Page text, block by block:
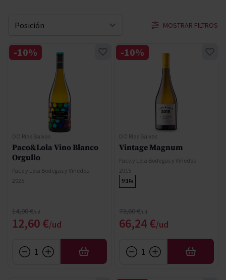
MOSTRAR FILTROS
Ordenar por
DO Rías Baixas
Paco&Lola Vino Blanco
Orgullo
Paco y Lola Bodegas y Viñedos
2025
Precio especial
12,60 €
Precio normal
14,00 €
-10%
AÑADIR
DO Rías Baixas
Vintage Magnum
Paco y Lola Bodegas y Viñedos
2015
93Pe
Precio especial
66,24 €
Precio normal
73,60 €
-10%
AÑADIR